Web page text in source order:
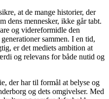
at de mange historier, der
dens mennesker, ikke går tabt.
og videreformidle den
sammen. I en tid,
er det mediets ambition at
og relevans for både nutid og
der har til formål at belyse og
og dets omgivelser. Med